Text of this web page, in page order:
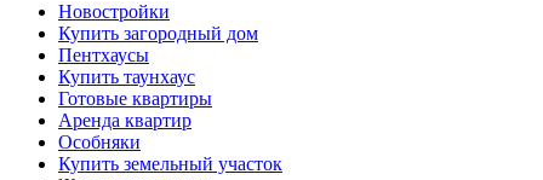
Новостройки
Купить загородный дом
Пентхаусы
Купить таунхаус
Готовые квартиры
Аренда квартир
Особняки
Купить земельный участок